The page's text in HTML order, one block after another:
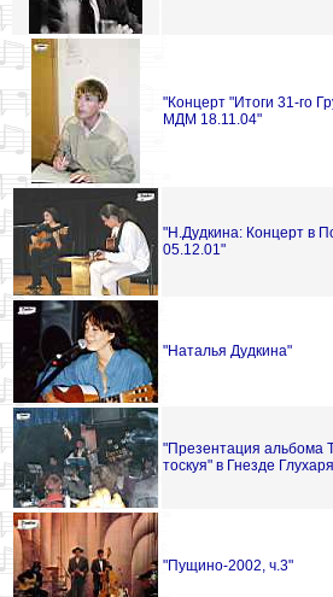
"Концерт "Итоги 31-го
МДМ 18.11.04"
"Н.Дудкина: Концерт в
05.12.01"
"Наталья Дудкина"
"Презентация альбома
тоскуя" в Гнезде
"Пущино-2002, ч.3"